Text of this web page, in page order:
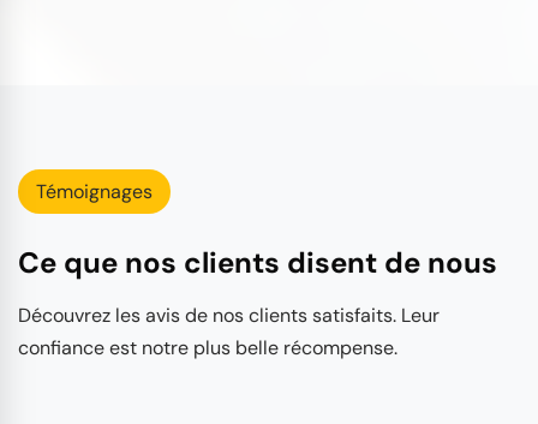
Témoignages
Ce que nos clients disent de nous
Découvrez les avis de nos clients satisfaits. Leur
confiance est notre plus belle récompense.